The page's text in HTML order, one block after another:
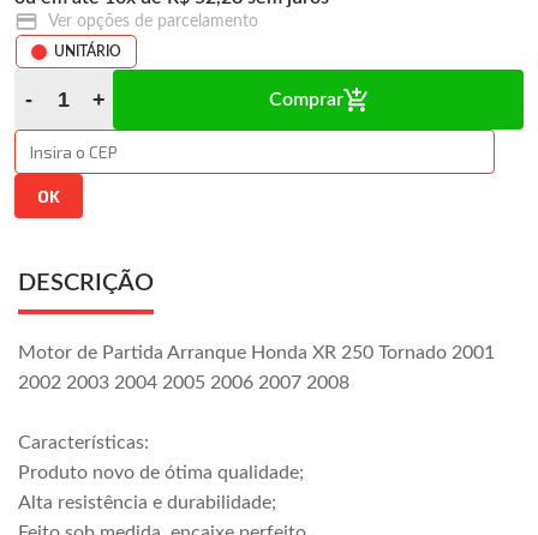
Ver opções de parcelamento
UNITÁRIO
Comprar
DESCRIÇÃO
Motor de Partida Arranque Honda XR 250 Tornado 2001
2002 2003 2004 2005 2006 2007 2008
Características:
Produto novo de ótima qualidade;
Alta resistência e durabilidade;